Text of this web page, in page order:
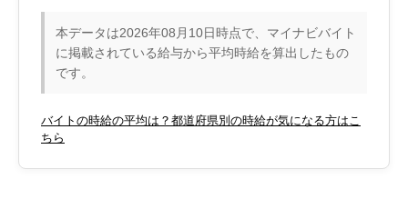
本データは2026年08月10日時点で、マイナビバイト
に掲載されている給与から平均時給を算出したもの
です。
バイトの時給の平均は？都道府県別の時給が気になる方はこ
ちら